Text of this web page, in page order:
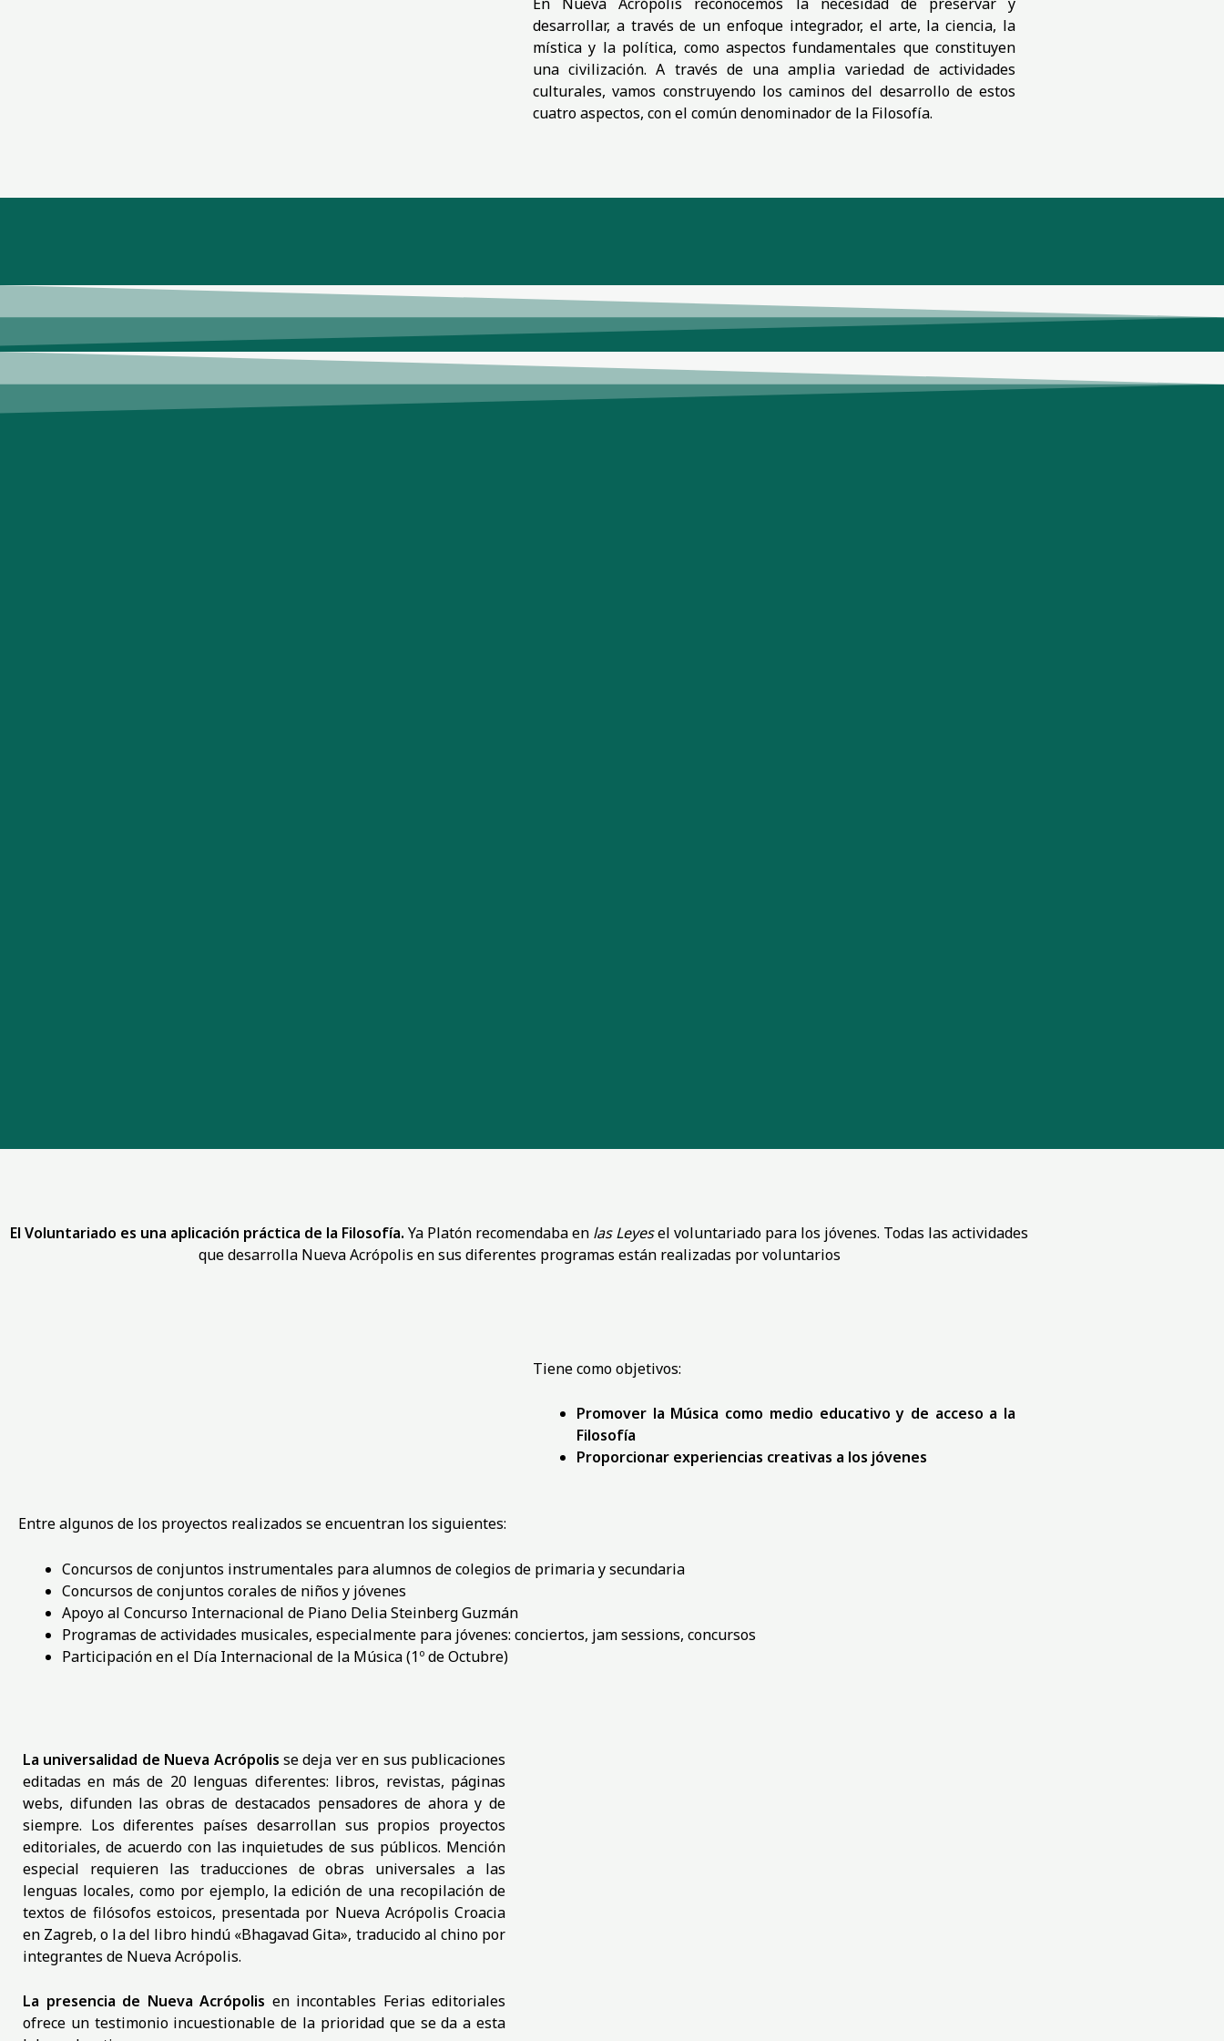
desarrollar, a través de un enfoque integrador, el arte, la ciencia, la
mística y la política, como aspectos fundamentales que constituyen
una civilización. A través de una amplia variedad de actividades
culturales, vamos construyendo los caminos del desarrollo de estos
cuatro aspectos, con el común denominador de la Filosofía.
El Voluntariado es una aplicación práctica de la Filosofía. Ya Platón recomendaba en las Leyesel voluntariado para los jóvenes. Todas las actividades
que desarrolla Nueva Acrópolis en sus diferentes programas están realizadas por voluntarios
Tiene como objetivos:
Promover la Música como medio educativo y de acceso a la
Filosofía
Proporcionar experiencias creativas a los jóvenes
Entre algunos de los proyectos realizados se encuentran los siguientes:
Concursos de conjuntos instrumentales para alumnos de colegios de primaria y secundaria
Concursos de conjuntos corales de niños y jóvenes
Apoyo al Concurso Internacional de Piano Delia Steinberg Guzmán
Programas de actividades musicales, especialmente para jóvenes: conciertos, jam sessions, concursos
Participación en el Día Internacional de la Música (1º de Octubre)
La universalidad de Nueva Acrópolis se deja ver en sus publicaciones
editadas en más de 20 lenguas diferentes: libros, revistas, páginas
webs, difunden las obras de destacados pensadores de ahora y de
siempre. Los diferentes países desarrollan sus propios proyectos
editoriales, de acuerdo con las inquietudes de sus públicos. Mención
especial requieren las traducciones de obras universales a las
lenguas locales, como por ejemplo, la edición de una recopilación de
textos de filósofos estoicos, presentada por Nueva Acrópolis Croacia
en Zagreb, o la del libro hindú «Bhagavad Gita», traducido al chino por
integrantes de Nueva Acrópolis.
La presencia de Nueva Acrópolis en incontables Ferias editoriales
ofrece un testimonio incuestionable de la prioridad que se da a esta